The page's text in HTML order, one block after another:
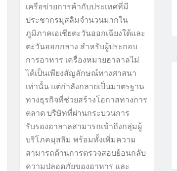
เครือข่ายการค้ากับประเทศที่มี
ประชากรมุสลิมจำนวนมากใน
ภูมิภาคเอเชียตะวันออกเฉียงใต้และ
ตะวันออกกลาง สำหรับผู้ประกอบ
การอาหาร เครื่องหมายฮาลาลไม่
ได้เป็นเพียงสัญลักษณ์ทางศาสนา
เท่านั้น แต่กำลังกลายเป็นมาตรฐาน
ทางธุรกิจที่ช่วยสร้างโอกาสทางการ
ตลาด บริษัทที่ผ่านกระบวนการ
รับรองฮาลาลสามารถเข้าถึงกลุ่มผู้
บริโภคมุสลิม พร้อมทั้งเพิ่มความ
สามารถด้านการตรวจสอบย้อนกลับ
ความปลอดภัยของอาหาร และ